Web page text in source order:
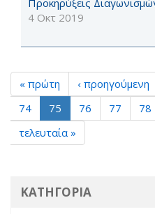
Προκηρύξεις
4 Οκτ 2019
« πρώτη ‹ προηγούμενη
74
75 76 77 78
τελευταία »
ΚΑΤΗΓΟΡΙΑ